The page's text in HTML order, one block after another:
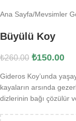
Ana Sayfa/Mevsimler
Büyülü Koy
₺260.00 ₺150.00
Gideros Koy’unda
kayaların arsında
dizlerinin bağı çözülür